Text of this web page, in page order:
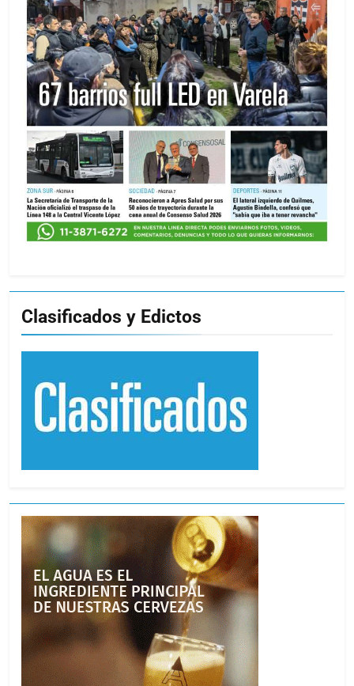
Clasificados y Edictos